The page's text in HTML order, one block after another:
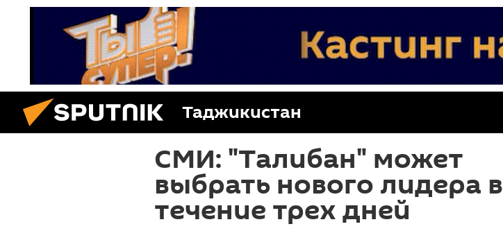
Таджикистан
СМИ: "Талибан" может
выбрать нового лидера в
течение трех дней